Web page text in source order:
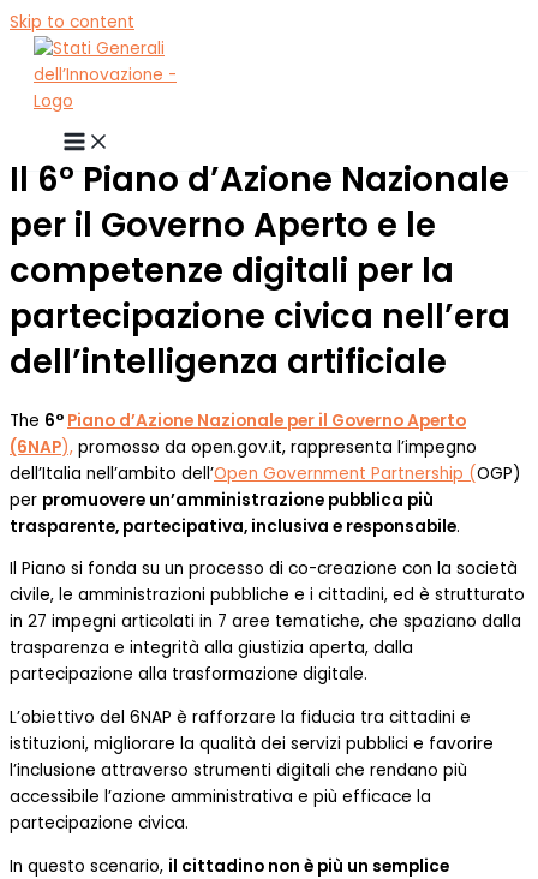
Skip to content
Il 6° Piano d’Azione Nazionale
per il Governo Aperto e le
competenze digitali per la
partecipazione civica nell’era
dell’intelligenza artificiale
The 6° Piano d’Azione Nazionale per il Governo Aperto
(6NAP), promosso da open.gov.it, rappresenta l’impegno
dell’Italia nell’ambito dell’Open Government Partnership (OGP)
per promuovere un’amministrazione pubblica più
trasparente, partecipativa, inclusiva e responsabile.
Il Piano si fonda su un processo di co-creazione con la società
civile, le amministrazioni pubbliche e i cittadini, ed è strutturato
in 27 impegni articolati in 7 aree tematiche, che spaziano dalla
trasparenza e integrità alla giustizia aperta, dalla
partecipazione alla trasformazione digitale.
L’obiettivo del 6NAP è rafforzare la fiducia tra cittadini e
istituzioni, migliorare la qualità dei servizi pubblici e favorire
l’inclusione attraverso strumenti digitali che rendano più
accessibile l’azione amministrativa e più efficace la
partecipazione civica.
In questo scenario, il cittadino non è più un semplice